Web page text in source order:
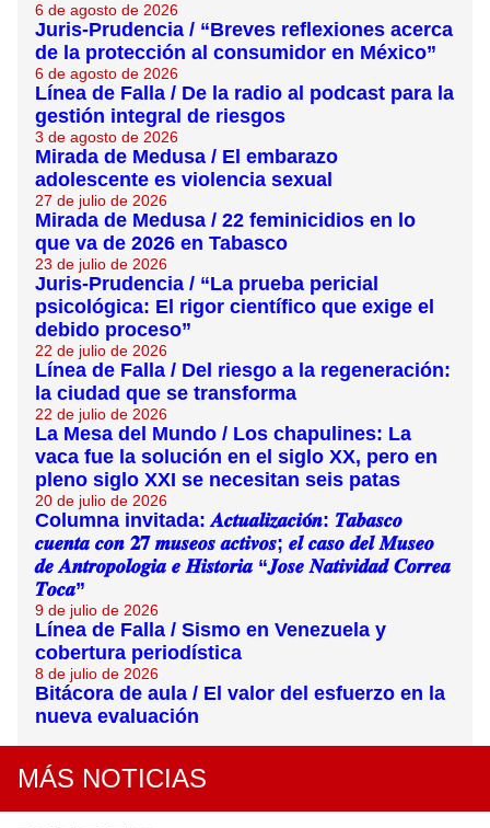
6 de agosto de 2026
Juris-Prudencia / “Breves reflexiones acerca
de la protección al consumidor en México”
6 de agosto de 2026
Línea de Falla / De la radio al podcast para la
gestión integral de riesgos
3 de agosto de 2026
Mirada de Medusa / El embarazo
adolescente es violencia sexual
27 de julio de 2026
Mirada de Medusa / 22 feminicidios en lo
que va de 2026 en Tabasco
23 de julio de 2026
Juris-Prudencia / “La prueba pericial
psicológica: El rigor científico que exige el
debido proceso”
22 de julio de 2026
Línea de Falla / Del riesgo a la regeneración:
la ciudad que se transforma
22 de julio de 2026
La Mesa del Mundo / Los chapulines: La
vaca fue la solución en el siglo XX, pero en
pleno siglo XXI se necesitan seis patas
20 de julio de 2026
Columna invitada: 𝑨𝒄𝒕𝒖𝒂𝒍𝒊𝒛𝒂𝒄𝒊𝐨́𝒏: 𝑻𝒂𝒃𝒂𝒔𝒄𝒐
𝒄𝒖𝒆𝒏𝒕𝒂 𝒄𝒐𝒏 𝟐𝟕 𝒎𝒖𝒔𝒆𝒐𝒔 𝒂𝒄𝒕𝒊𝒗𝒐𝒔; 𝒆𝒍 𝒄𝒂𝒔𝒐 𝒅𝒆𝒍 𝑴𝒖𝒔𝒆𝒐
𝒅𝒆 𝑨𝒏𝒕𝒓𝒐𝒑𝒐𝒍𝒐𝒈𝒊𝒂 𝒆 𝑯𝒊𝒔𝒕𝒐𝒓𝒊𝒂 “𝑱𝒐𝒔𝒆 𝑵𝒂𝒕𝒊𝒗𝒊𝒅𝒂𝒅 𝑪𝒐𝒓𝒓𝒆𝒂
𝑻𝒐𝒄𝒂”
9 de julio de 2026
Línea de Falla / Sismo en Venezuela y
cobertura periodística
8 de julio de 2026
Bitácora de aula / El valor del esfuerzo en la
nueva evaluación
MÁS NOTICIAS